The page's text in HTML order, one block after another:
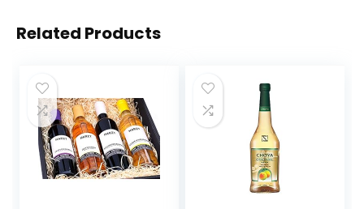
Related Products